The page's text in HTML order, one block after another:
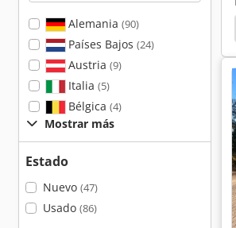
Alemania (90)
Países Bajos (24)
Austria (9)
Italia (5)
Bélgica (4)
Mostrar más
Estado
Nuevo (47)
Usado (86)